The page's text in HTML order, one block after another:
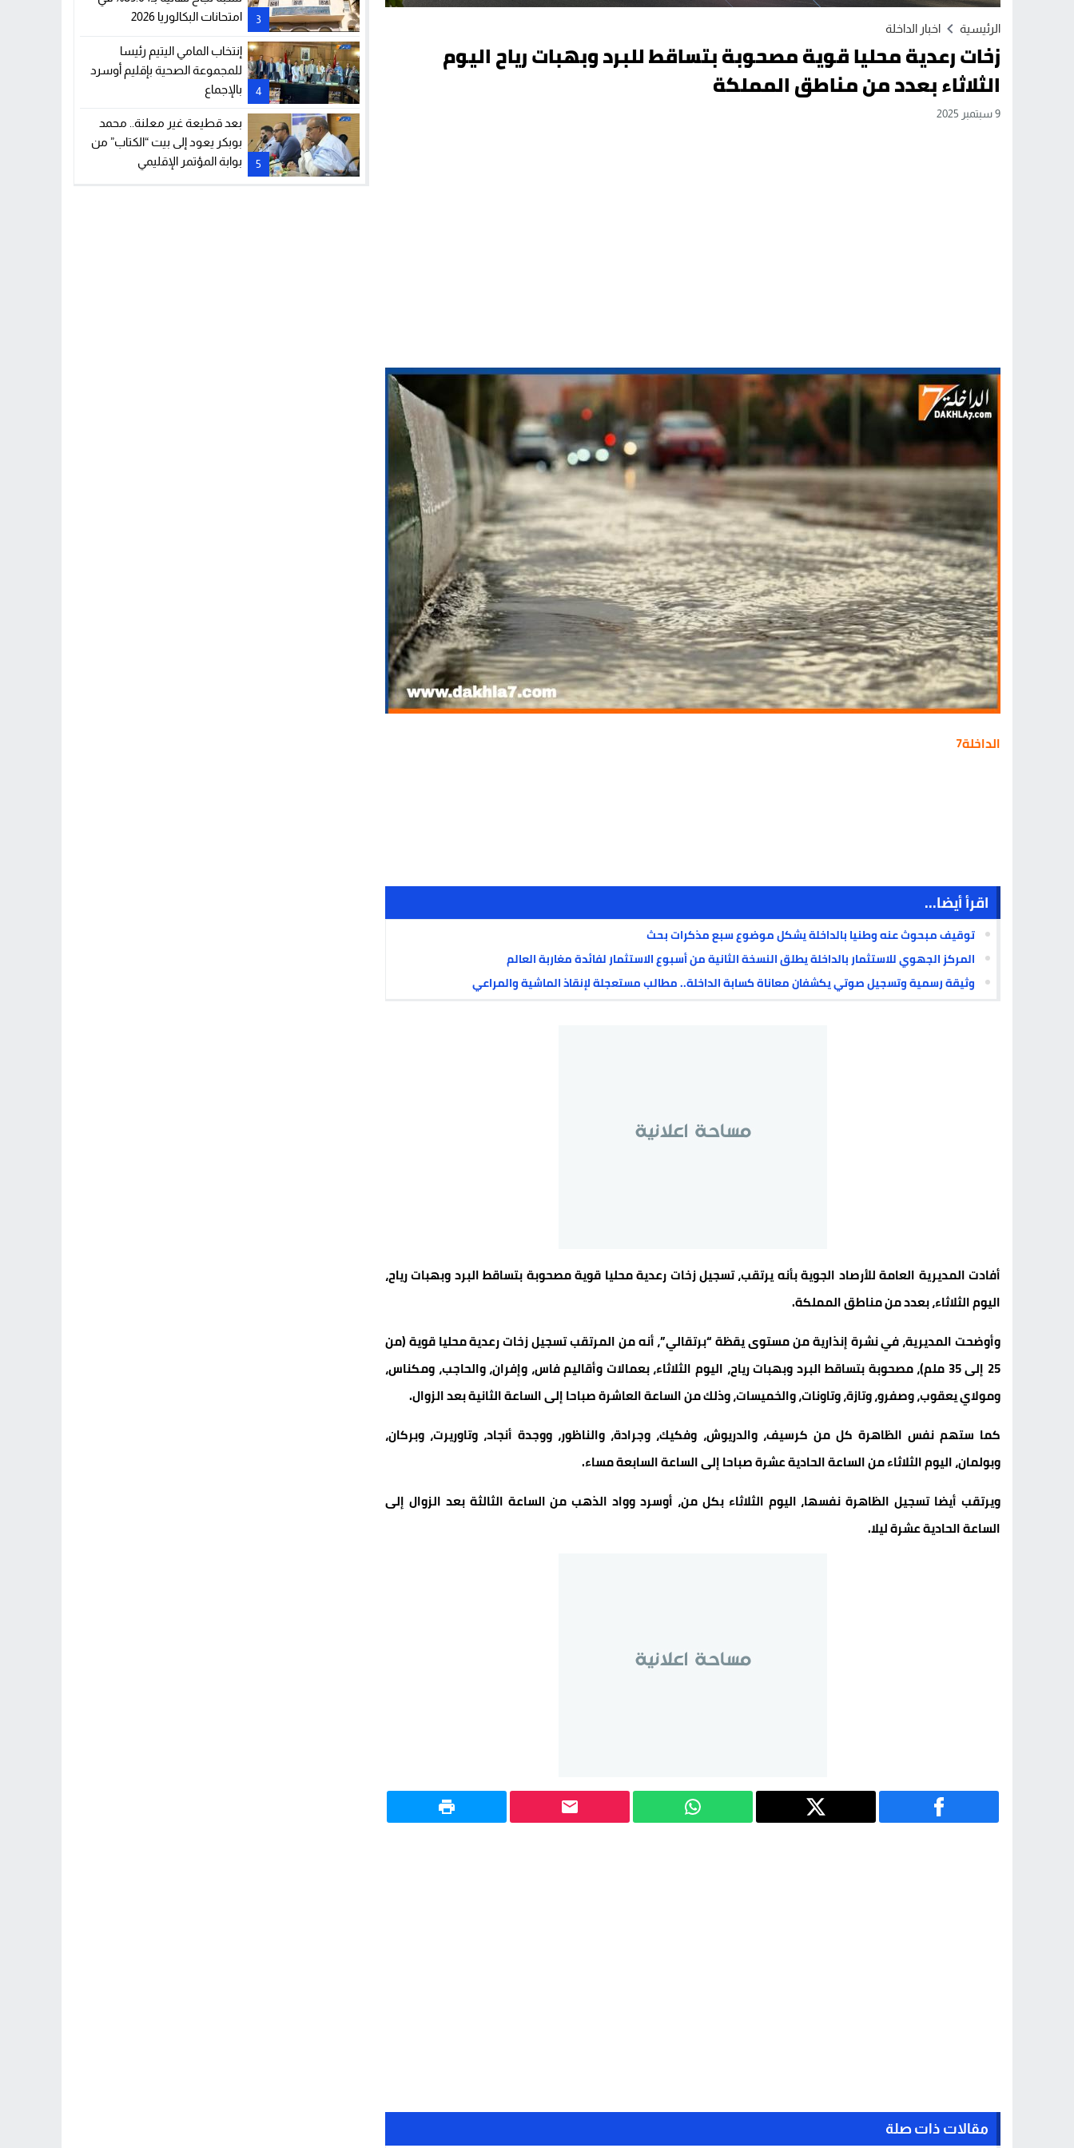
الرئيسية اخبار الداخلة
زخات رعدية محليا قوية مصحوبة بتساقط للبرد وبهبات رياح اليوم
الثلاثاء بعدد من مناطق المملكة
9 سبتمبر 2025
الداخلة7
اقرأ أيضا...
توقيف مبحوث عنه وطنيا بالداخلة يشكل موضوع سبع مذكرات بحث
المركز الجهوي للاستثمار بالداخلة يطلق النسخة الثانية من أسبوع الاستثمار لفائدة مغاربة العالم
وثيقة رسمية وتسجيل صوتي يكشفان معاناة كسابة الداخلة.. مطالب مستعجلة لإنقاذ الماشية والمراعي
أفادت المديرية العامة للأرصاد الجوية بأنه يرتقب، تسجيل زخات رعدية محليا قوية مصحوبة بتساقط البرد وبهبات رياح،
اليوم الثلاثاء، بعدد من مناطق المملكة.
وأوضحت المديرية، في نشرة إنذارية من مستوى يقظة “برتقالي”، أنه من المرتقب تسجيل زخات رعدية محليا قوية (من
25 إلى 35 ملم)، مصحوبة بتساقط البرد وبهبات رياح، اليوم الثلاثاء، بعمالات وأقاليم فاس، وإفران، والحاجب، ومكناس،
ومولاي يعقوب، وصفرو، وتازة، وتاونات، والخميسات، وذلك من الساعة العاشرة صباحا إلى الساعة الثانية بعد الزوال.
كما ستهم نفس الظاهرة كل من كرسيف، والدريوش، وفكيك، وجرادة، والناظور، ووجدة أنجاد، وتاوريرت، وبركان،
وبولمان، اليوم الثلاثاء من الساعة الحادية عشرة صباحا إلى الساعة السابعة مساء.
ويرتقب أيضا تسجيل الظاهرة نفسها، اليوم الثلاثاء بكل من، أوسرد وواد الذهب من الساعة الثالثة بعد الزوال إلى
الساعة الحادية عشرة ليلا.
مقالات ذات صلة
3
امتحانات البكالوريا 2026
4
إنتخاب المامي اليتيم رئيسا
للمجموعة الصحية بإقليم أوسرد
بالإجماع
5
بعد قطيعة غير معلنة.. محمد
بوبكر يعود إلى بيت “الكتاب” من
بوابة المؤتمر الإقليمي